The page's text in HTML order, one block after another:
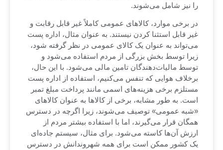
را نیز شامل می‌شوند.
در برخی موارد، کالاهای عمومی کاملاً غیر قابل رقابت و
غیر قابل استثنا کردن نیستند. به عنوان مثال، اداره پست
می‌تواند به عنوان یک کالای عمومی در نظر گرفته شود،
زیرا توسط بخش بزرگی از مردم استفاده می‌شود و
توسط مالیات‌دهندگان تامین مالی می‌شود. با این حال،
برخلاف هوایی که تنفس می‌کنیم، استفاده از اداره پست
مستلزم برخی هزینه‌های اسمی مانند پرداخت مبلغ تمبر
است. به طور مشابه، برخی از کالاها به عنوان کالاهای
«شبه عمومی» توصیف می‌شوند، زیرا اگرچه در دسترس
همگان قرار می‌گیرند، اما با استفاده بیشتر مردم از
ارزش آن‌ها کاسته می‌شود. برای مثال، سیستم جاده‌ای
یک کشور ممکن است برای همه شهروندانش در دسترس